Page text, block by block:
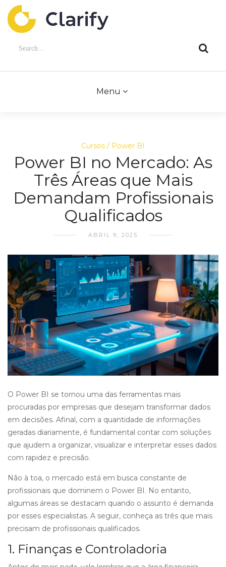
Menu
Cursos Power BI
Power BI no Mercado: As
Três Áreas que Mais
Demandam Profissionais
Qualificados
ABRIL 9, 2025
O Power BI se tornou uma das ferramentas mais
procuradas por empresas que desejam transformar dados
em decisões. Afinal, com a quantidade de informações
geradas diariamente, é fundamental contar com soluções
que ajudem a organizar, visualizar e interpretar esses dados
com rapidez e precisão.
Não à toa, o mercado está em busca constante de
profissionais que dominem o Power BI. No entanto,
algumas áreas se destacam quando o assunto é demanda
por esses especialistas. A seguir, conheça as três que mais
precisam de profissionais qualificados.
1. Finanças e Controladoria